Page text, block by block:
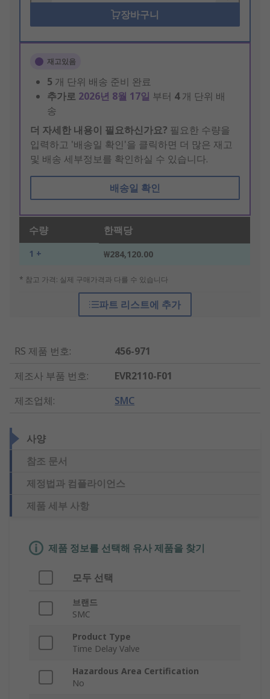
장바구니
재고있음
5 개 단위 배송 준비 완료
추가로 2026년 8월 17일 부터 4개 단위 배
송
더 자세한 내용이 필요하신가요? 필요한 수량을
입력하고 '배송일 확인'을 클릭하면 더 많은 재고
및 배송 세부정보를 확인하실 수 있습니다.
배송일 확인
수량 한팩당
1 + ₩284,120.00
* 참고 가격: 실제 구매가격과 다를 수 있습니다
파트 리스트에 추가
RS 제품 번호:
456-971
제조사 부품 번호:
EVR2110-F01
제조업체: SMC
사양
참조 문서
제정법과 컴플라이언스
제품 세부 사항
제품 정보를 선택해 유사 제품을 찾기
모두 선택
브랜드
SMC
Product Type
Time Delay Valve
Hazardous Area Certification
No